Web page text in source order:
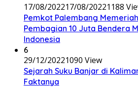
17/08/202217/08/20221188
Pemkot Palembang
Pembagian 10 Juta Bendera
Indonesia
6
29/12/20221090 View
Sejarah Suku Banjar di
Faktanya